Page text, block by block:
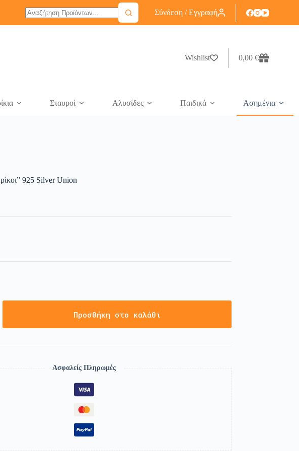
Σύνδεση / Εγγραφή
Wishlist 0,00 €
Σταυροί Αλυσίδες Παιδικά Ασημένια
925 Silver Union
Προσθήκη στο καλάθι
Ασφαλείς Πληρωμές